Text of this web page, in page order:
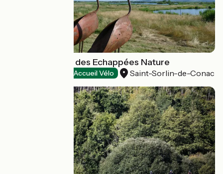
Vitrezay, un site des Echappées Nature
Accueil Vélo Saint-Sorlin-de-Conac